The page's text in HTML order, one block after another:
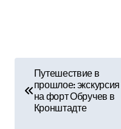
Путешествие в
прошлое: экскурсия
на форт Обручев в
Кронштадте